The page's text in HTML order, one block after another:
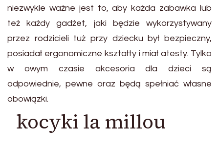
niezwykle ważne jest to, aby każda zabawka lub
też każdy gadżet, jaki będzie wykorzystywany
przez rodzicieli tuż przy dziecku był bezpieczny,
posiadał ergonomiczne kształty i miał atesty. Tylko
w owym czasie akcesoria dla dzieci są
odpowiednie, pewne oraz będą spełniać własne
obowiązki.
kocyki la millou